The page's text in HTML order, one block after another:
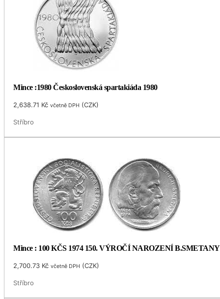
Mince :1980 Československá spartakiáda 1980
2,638.71 Kč včetně DPH (CZK)
Stříbro
Mince : 100 KČS 1974 150. VÝROČÍ NAROZENÍ B.SMETANY
2,700.73 Kč včetně DPH (CZK)
Stříbro